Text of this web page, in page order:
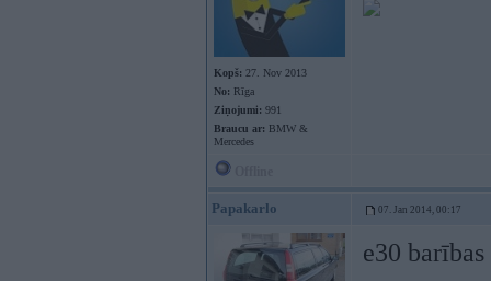
Kopš: 27. Nov 2013
No: Rīga
Ziņojumi: 991
Braucu ar: BMW &
Mercedes
Papakarlo 07. Jan 2014, 00:17
e30